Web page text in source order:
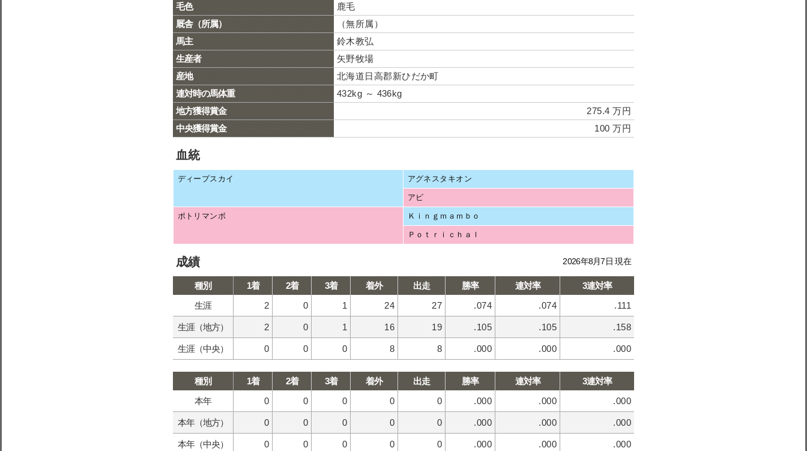
毛色
鹿毛
厩舎（所属）
（無所属）
馬主
鈴木教弘
生産者
矢野牧場
産地
北海道日高郡新ひだか町
連対時の馬体重
432kg ～ 436kg
地方獲得賞金
275.4 万円
中央獲得賞金
100 万円
血統
ディープスカイ アグネスタキオン
アビ
ポトリマンボ Ｋｉｎｇｍａｍｂｏ
Ｐｏｔｒｉｃｈａｌ
成績 2026年8月7日 現在
種別 1着 2着 3着 着外 出走 勝率 連対率
3連対率
生涯
2 0 1 24 27 .074 .074 .111
生涯（地方） 2 0 1 16 19 .105 .105 .158
生涯（中央） 0 0 0 8 8 .000 .000 .000
種別 1着 2着 3着 着外 出走 勝率 連対率
3連対率
本年
0 0 0 0 0 .000 .000 .000
本年（地方） 0 0 0 0 0 .000 .000 .000
本年（中央） 0 0 0 0 0 .000 .000 .000